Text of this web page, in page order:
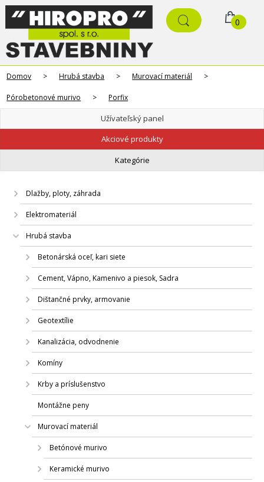
0
Domov > Hrubá stavba > Murovací materiál >
Pórobetonové murivo > Porfix
Užívateľský panel
Akciové produkty
Kategórie
Dlažby, ploty, záhrada
Elektromateriál
Hrubá stavba
Betonárská oceľ, kari siete
Cement, Vápno, Kamenivo a piesok, Sadra
Dištančné prvky, armovanie
Geotextílie
Kanalizácia, odvodnenie
Komíny
Krby a príslušenstvo
Montážne peny
Murovací materiál
Betónové murivo
Keramické murivo